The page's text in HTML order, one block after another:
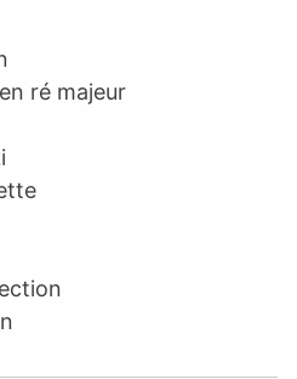
ré majeur